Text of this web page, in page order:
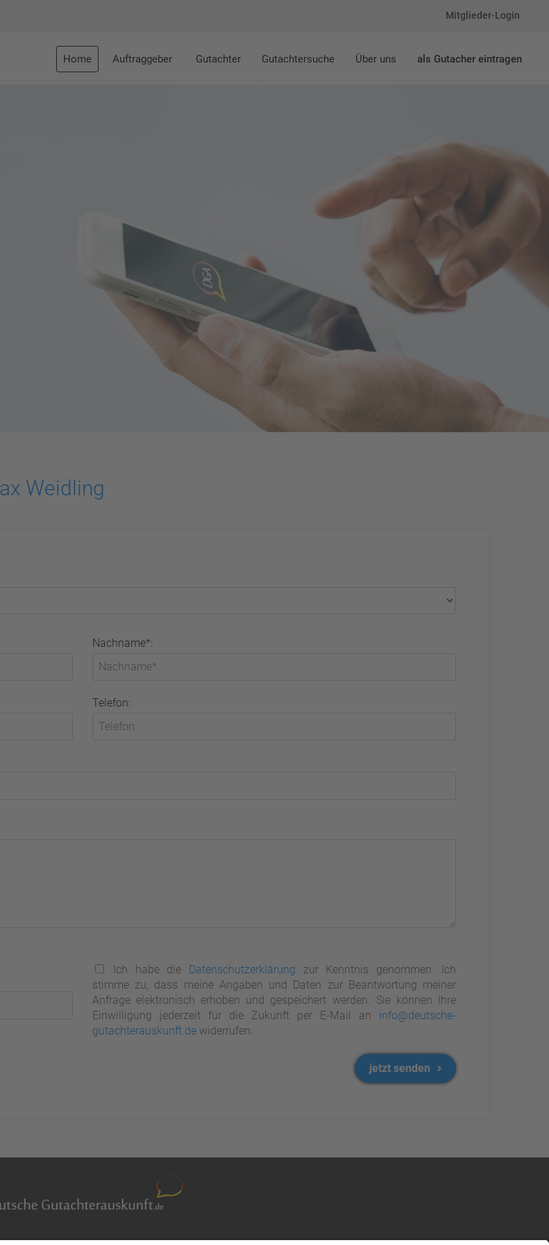
Mitglieder-Login
Home Auftraggeber Gutachter Gutachtersuche Über uns als Gutacher eintragen
Weidling
Nachname*:
Telefon:
Ich habe die Datenschutzerklärung zur Kenntnis genommen. Ich
stimme zu, dass meine Angaben und Daten zur Beantwortung meiner
Anfrage elektronisch erhoben und gespeichert werden. Sie können Ihre
Einwilligung jederzeit für die Zukunft per E-Mail an info@deutsche-
gutachterauskunft.dewiderrufen.
jetzt senden